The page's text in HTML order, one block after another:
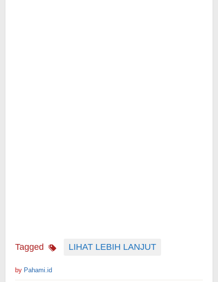
Tagged LIHAT LEBIH LANJUT
by Pahami.id